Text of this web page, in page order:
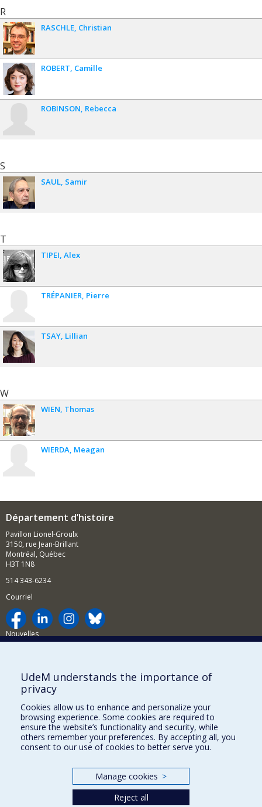
R
RASCHLE Christian
ROBERT Camille
ROBINSON Rebecca
S
SAUL Samir
T
TIPEI Alex
TRÉPANIER Pierre
TSAY Lillian
W
WIEN Thomas
WIERDA Meagan
Département d’histoire
Pavillon Lionel-Groulx
3150, rue Jean-Brillant
Montréal, Québec
H3T 1N8
514 343-6234
Courriel
Nouvelles
Comment soutenir le Département?
BESOIN D'AIDE?
Plan du site
Signaler une erreur
Accessibilité
Nos départements et écoles
UdeM understands the importance of
privacy
Cookies allow us to enhance and personalize your
browsing experience. Some cookies are required to
ensure the website’s functionality and security, while
others remember your preferences. By accepting all, you
consent to our use of cookies to better serve you.
Manage cookies >
Reject all